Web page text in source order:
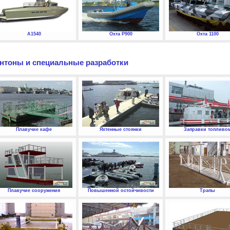
А1540 Охта P900 Охта 1100
и специальные разработки
Плавучие кафе Яхтенные стоянки Заправки
Плавучие сооружения Повышенной остойчивости Трапы